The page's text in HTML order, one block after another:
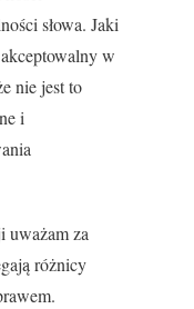
słowa. Jaki
w
nie jest to
i
uważam za
różnicy